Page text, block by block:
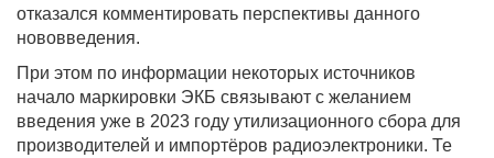
отказался комментировать перспективы данного
нововведения.
При этом по информации некоторых источников
начало маркировки ЭКБ связывают с желанием
введения уже в 2023 году утилизационного сбора для
производителей и импортёров радиоэлектроники. Те